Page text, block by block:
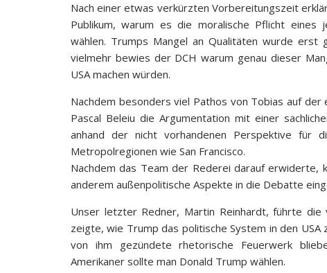
Nach einer etwas verkürzten Vorbereitungszeit
Publikum, warum es die moralische Pflicht eines
wählen. Trumps Mangel an Qualitäten wurde erst
vielmehr bewies der DCH warum genau dieser
USA machen würden.
Nachdem besonders viel Pathos von Tobias auf
Pascal Beleiu die Argumentation mit einer
anhand der nicht vorhandenen Perspektive für
Metropolregionen wie San Francisco.
Nachdem das Team der Rederei darauf
anderem außenpolitische Aspekte in die Debatte
Unser letzter Redner, Martin Reinhardt, führte die
zeigte, wie Trump das politische System in den
von ihm gezündete rhetorische Feuerwerk
Amerikaner sollte man Donald Trump wählen.